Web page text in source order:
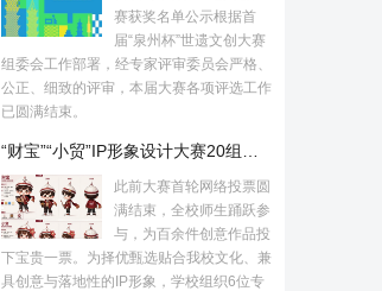
赛获奖名单公示根据首
届“泉州杯”世遗文创大赛
组委会工作部署，经专家评审委员会严格、
公正、细致的评审，本届大赛各项评选工作
已圆满结束。
此前大赛首轮网络投票圆
满结束，全校师生踊跃参
与，为百余件创意作品投
下宝贵一票。为择优甄选贴合我校文化、兼
具创意与落地性的IP形象，学校组织6位专